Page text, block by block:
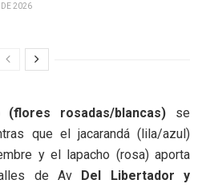
DE 2026
rosadas/blancas)se
que el jacarandá (lila/azul)
y el lapacho (rosa) aporta
de Av
Del Libertador y